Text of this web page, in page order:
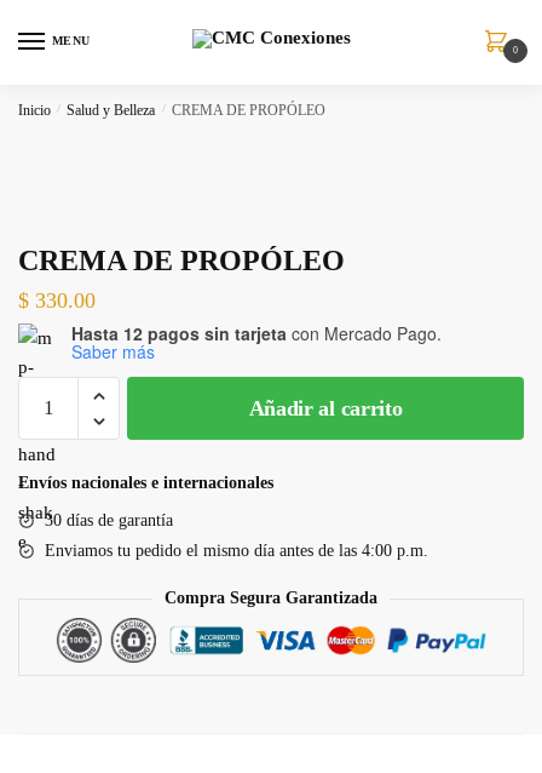
MENU
0
Inicio / Salud y Belleza / CREMA DE PROPÓLEO
CREMA DE PROPÓLEO
$ 330.00
Hasta 12 pagos sin tarjeta con Mercado Pago.
Saber más
Añadir al carrito
Envíos nacionales e internacionales
30 días de garantía
Enviamos tu pedido el mismo día antes de las 4:00 p.m.
Compra Segura Garantizada